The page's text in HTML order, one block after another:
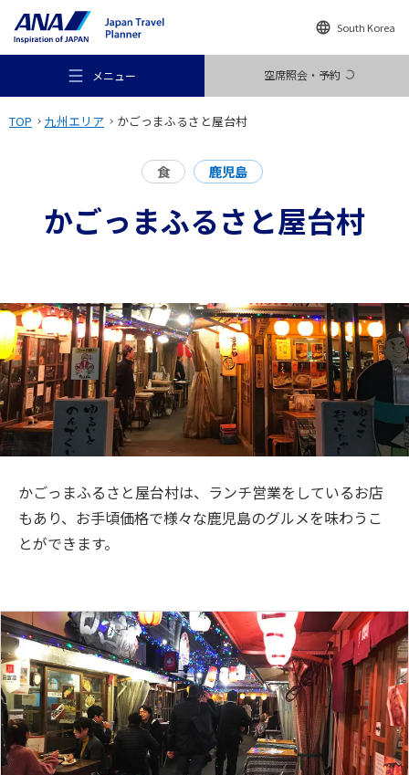
South Korea
メニュー 空席照会・予約
おすすめの旅
行き先
旅のお役立ち情報
TOP 九州エリア かごっまふるさと屋台村
食 鹿児島
かごっまふるさと屋台村
かごっまふるさと屋台村は、ランチ営業をしているお店
もあり、お手頃価格で様々な鹿児島のグルメを味わうこ
とができます。